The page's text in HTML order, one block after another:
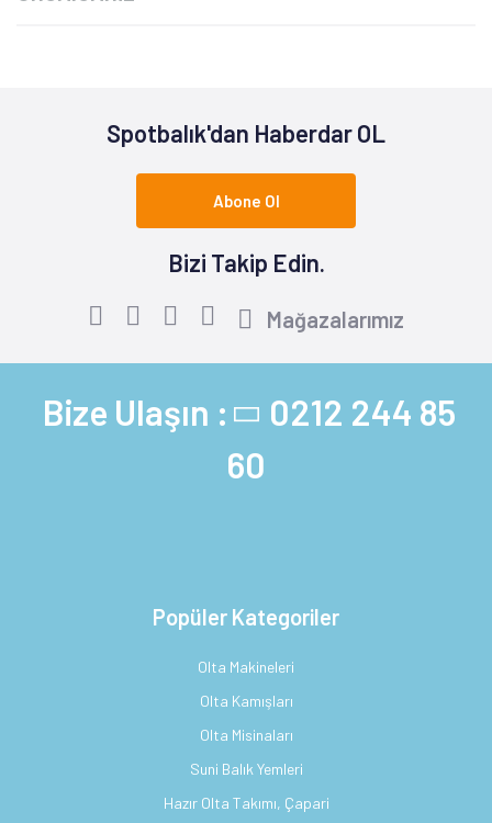
Spotbalık'dan Haberdar OL
Abone Ol
Bizi Takip Edin.
Mağazalarımız
Bize Ulaşın : 0212 244 85
60
Popüler Kategoriler
Olta Makineleri
Olta Kamışları
Olta Misinaları
Suni Balık Yemleri
Hazır Olta Takımı, Çapari